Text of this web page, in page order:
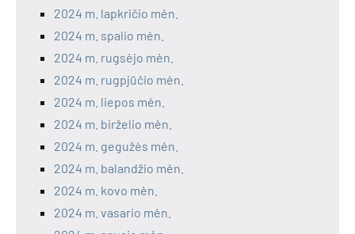
2024 m. lapkričio mėn.
2024 m. spalio mėn.
2024 m. rugsėjo mėn.
2024 m. rugpjūčio mėn.
2024 m. liepos mėn.
2024 m. birželio mėn.
2024 m. gegužės mėn.
2024 m. balandžio mėn.
2024 m. kovo mėn.
2024 m. vasario mėn.